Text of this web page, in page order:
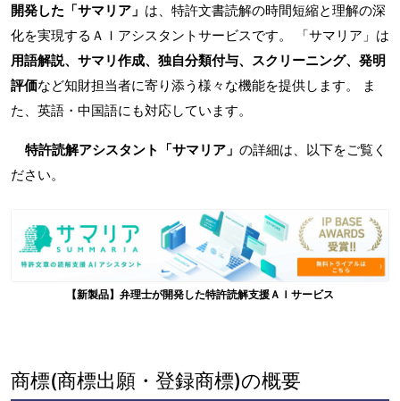
開発した「サマリア」 は、特許文書読解の時間短縮と理解の深
化を実現するＡＩアシスタントサービスです。 「サマリア」は
用語解説、サマリ作成、独自分類付与、スクリーニング、発明
評価など知財担当者に寄り添う様々な機能を提供します。 ま
た、英語・中国語にも対応しています。
特許読解アシスタント「サマリア」 の詳細は、以下をご覧く
ださい。
【新製品】弁理士が開発した特許読解支援ＡＩサービス
商標(商標出願・登録商標)の概要